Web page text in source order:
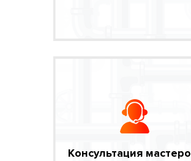
Консультация